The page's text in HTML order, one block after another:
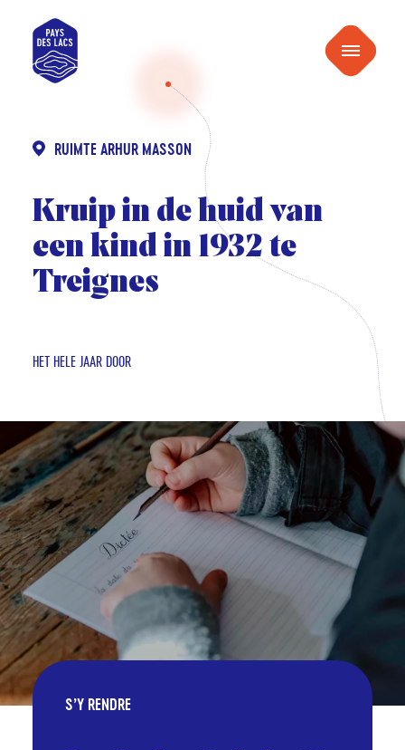
Pays
des
Menu
RUIMTE ARHUR MASSON
Kruip in de huid van
een kind in 1932 te
Treignes
HET HELE JAAR DOOR
S’Y RENDRE